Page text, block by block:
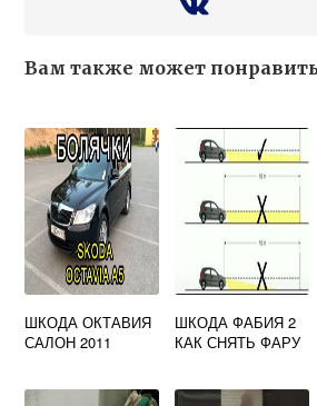
Вам также может
ШКОДА ОКТАВИЯ
САЛОН 2011
ШКОДА ФАБИЯ 2
КАК СНЯТЬ ФАРУ